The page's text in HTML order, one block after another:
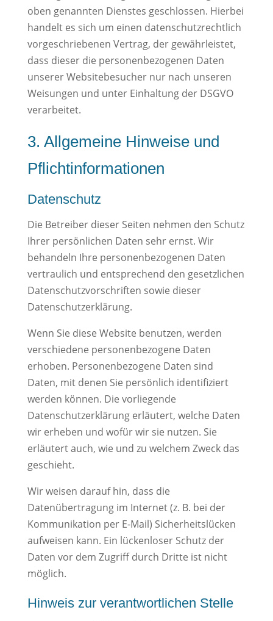
oben genannten Dienstes geschlossen. Hierbei
handelt es sich um einen datenschutzrechtlich
vorgeschriebenen Vertrag, der gewährleistet,
dass dieser die personenbezogenen Daten
unserer Websitebesucher nur nach unseren
Weisungen und unter Einhaltung der DSGVO
verarbeitet.
3. Allgemeine Hinweise und
Pflicht­informationen
Datenschutz
Die Betreiber dieser Seiten nehmen den Schutz
Ihrer persönlichen Daten sehr ernst. Wir
behandeln Ihre personenbezogenen Daten
vertraulich und entsprechend den gesetzlichen
Datenschutzvorschriften sowie dieser
Datenschutzerklärung.
Wenn Sie diese Website benutzen, werden
verschiedene personenbezogene Daten
erhoben. Personenbezogene Daten sind
Daten, mit denen Sie persönlich identifiziert
werden können. Die vorliegende
Datenschutzerklärung erläutert, welche Daten
wir erheben und wofür wir sie nutzen. Sie
erläutert auch, wie und zu welchem Zweck das
geschieht.
Wir weisen darauf hin, dass die
Datenübertragung im Internet (z. B. bei der
Kommunikation per E-Mail) Sicherheitslücken
aufweisen kann. Ein lückenloser Schutz der
Daten vor dem Zugriff durch Dritte ist nicht
möglich.
Hinweis zur verantwortlichen Stelle